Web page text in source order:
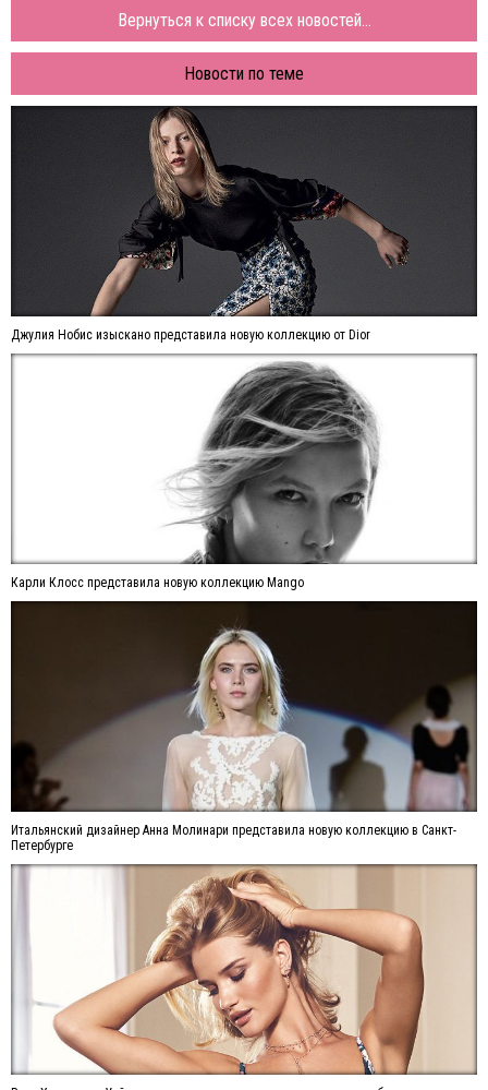
Вернуться к списку всех новостей...
Новости по теме
Джулия Нобис изыскано представила новую коллекцию от Dior
Карли Клосс представила новую коллекцию Mango
Итальянский дизайнер Анна Молинари представила новую коллекцию в Санкт-
Петербурге